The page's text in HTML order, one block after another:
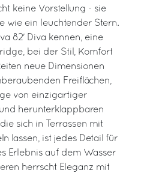
keine Vorstellung - sie
wie ein leuchtender Stern.
82' Diva kennen, eine
bei der Stil, Komfort
neue Dimensionen
Freiflächen,
von einzigartiger
herunterklappbaren
sich in Terrassen mit
lassen, ist jedes Detail für
Erlebnis auf dem Wasser
herrscht Eleganz mit